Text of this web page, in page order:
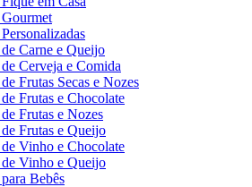
Gourmet
de Carne e Queijo
Cerveja e Comida
Frutas Secas e Nozes
Frutas e Chocolate
Frutas e Nozes
Frutas e Queijo
de Vinho e Chocolate
de Vinho e Queijo
Bebês